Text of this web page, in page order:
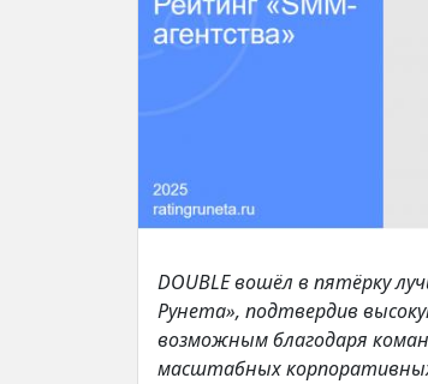
DOUBLE вошёл в пятёрку
Рунета», подтвердив
возможным благодаря
масштабных